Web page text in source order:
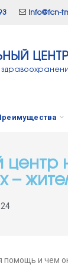
info@fcn-
центр
–
помощь и